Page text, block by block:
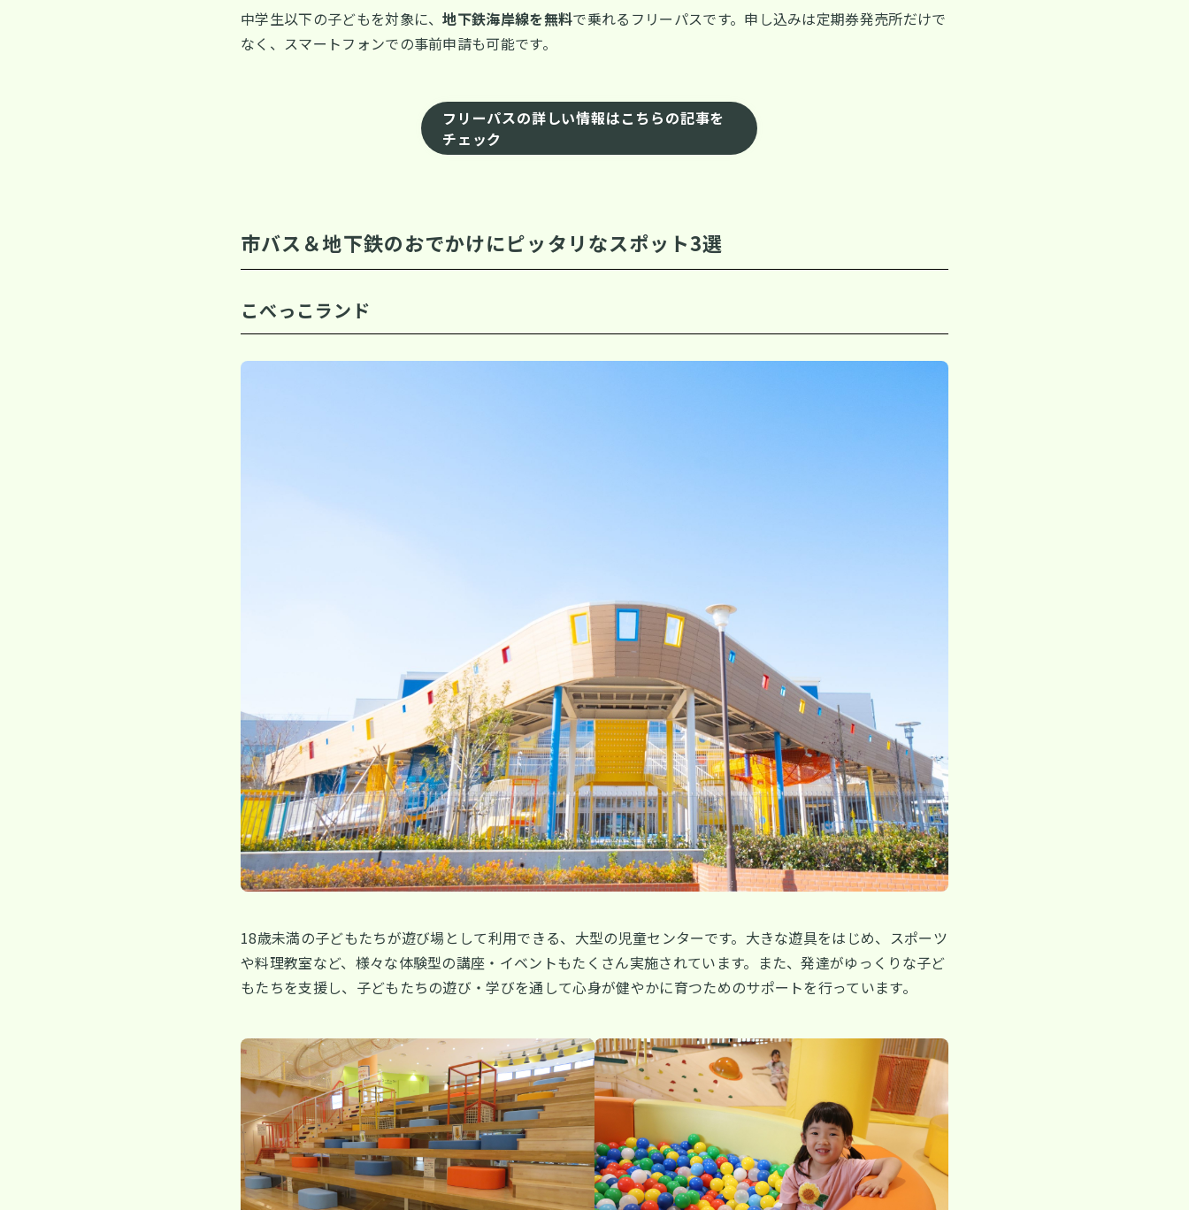
中学生以下の子どもを対象に、地下鉄海岸線を無料で乗れるフリーパスです。申し込みは定期券発売所だけで
なく、スマートフォンでの事前申請も可能です。
フリーパスの詳しい情報はこちらの記事を
チェック
市バス＆地下鉄のおでかけにピッタリなスポット3選
こべっこランド
18歳未満の子どもたちが遊び場として利用できる、大型の児童センターです。大きな遊具をはじめ、スポーツ
や料理教室など、様々な体験型の講座・イベントもたくさん実施されています。また、発達がゆっくりな子ど
もたちを支援し、子どもたちの遊び・学びを通して心身が健やかに育つためのサポートを行っています。